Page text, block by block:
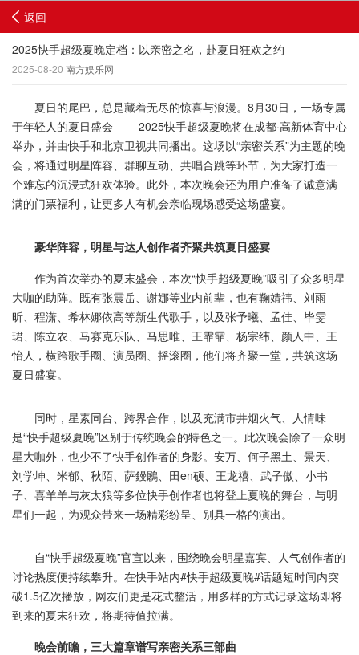
返回
2025快手超级夏晚定档：以亲密之名，赴夏日狂欢之约
2025-08-20 南方娱乐网
夏日的尾巴，总是藏着无尽的惊喜与浪漫。8月30日，一场专属
于年轻人的夏日盛会 ——2025快手超级夏晚将在成都·高新体育中心
举办，并由快手和北京卫视共同播出。这场以“亲密关系”为主题的晚
会，将通过明星阵容、群聊互动、共唱合跳等环节，为大家打造一
个难忘的沉浸式狂欢体验。此外，本次晚会还为用户准备了诚意满
满的门票福利，让更多人有机会亲临现场感受这场盛宴。
豪华阵容，明星与达人创作者齐聚共筑夏日盛宴
作为首次举办的夏末盛会，本次“快手超级夏晚”吸引了众多明星
大咖的助阵。既有张震岳、谢娜等业内前辈，也有鞠婧祎、刘雨
昕、程潇、希林娜依高等新生代歌手，以及张予曦、孟佳、毕雯
珺、陈立农、马赛克乐队、马思唯、王霏霏、杨宗纬、颜人中、王
怡人，横跨歌手圈、演员圈、摇滚圈，他们将齐聚一堂，共筑这场
夏日盛宴。
同时，星素同台、跨界合作，以及充满市井烟火气、人情味
是“快手超级夏晚”区别于传统晚会的特色之一。此次晚会除了一众明
星大咖外，也少不了快手创作者的身影。安万、何子黑土、景天、
刘学坤、米郁、秋陌、萨鏝鷵、田en硕、王龙禧、武子傲、小书
子、喜羊羊与灰太狼等多位快手创作者也将登上夏晚的舞台，与明
星们一起，为观众带来一场精彩纷呈、别具一格的演出。
自“快手超级夏晚”官宣以来，围绕晚会明星嘉宾、人气创作者的
讨论热度便持续攀升。在快手站内#快手超级夏晚#话题短时间内突
破1.5亿次播放，网友们更是花式整活，用多样的方式记录这场即将
到来的夏末狂欢，将期待值拉满。
晚会前瞻，三大篇章谱写亲密关系三部曲